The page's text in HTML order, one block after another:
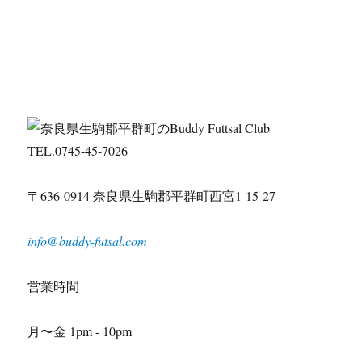
TEL.0745-45-7026
〒636-0914 奈良県生駒郡平群町西宮1-15-27
info@buddy-futsal.com
営業時間
月〜金 1pm - 10pm